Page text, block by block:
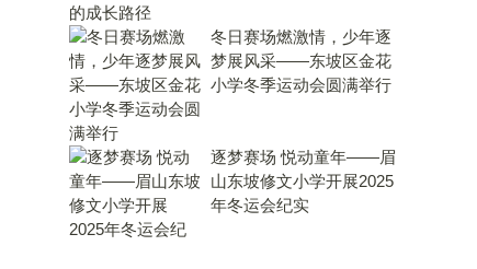
冬日赛场燃激情，少年逐
梦展风采——东坡区金花
小学冬季运动会圆满举行
逐梦赛场 悦动童年——眉
山东坡修文小学开展2025
年冬运会纪实